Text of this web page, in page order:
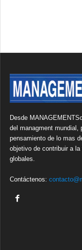
Desde
del managment mundial,
pensamiento de lo mas
objetivo de contribuir a
globales.
Contáctenos: